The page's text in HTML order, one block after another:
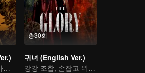
천년을 넘나드는 사랑 이야기
총30회
귀녀 (English Ver.)
강강 조합, 손잡고 위기를 넘기다